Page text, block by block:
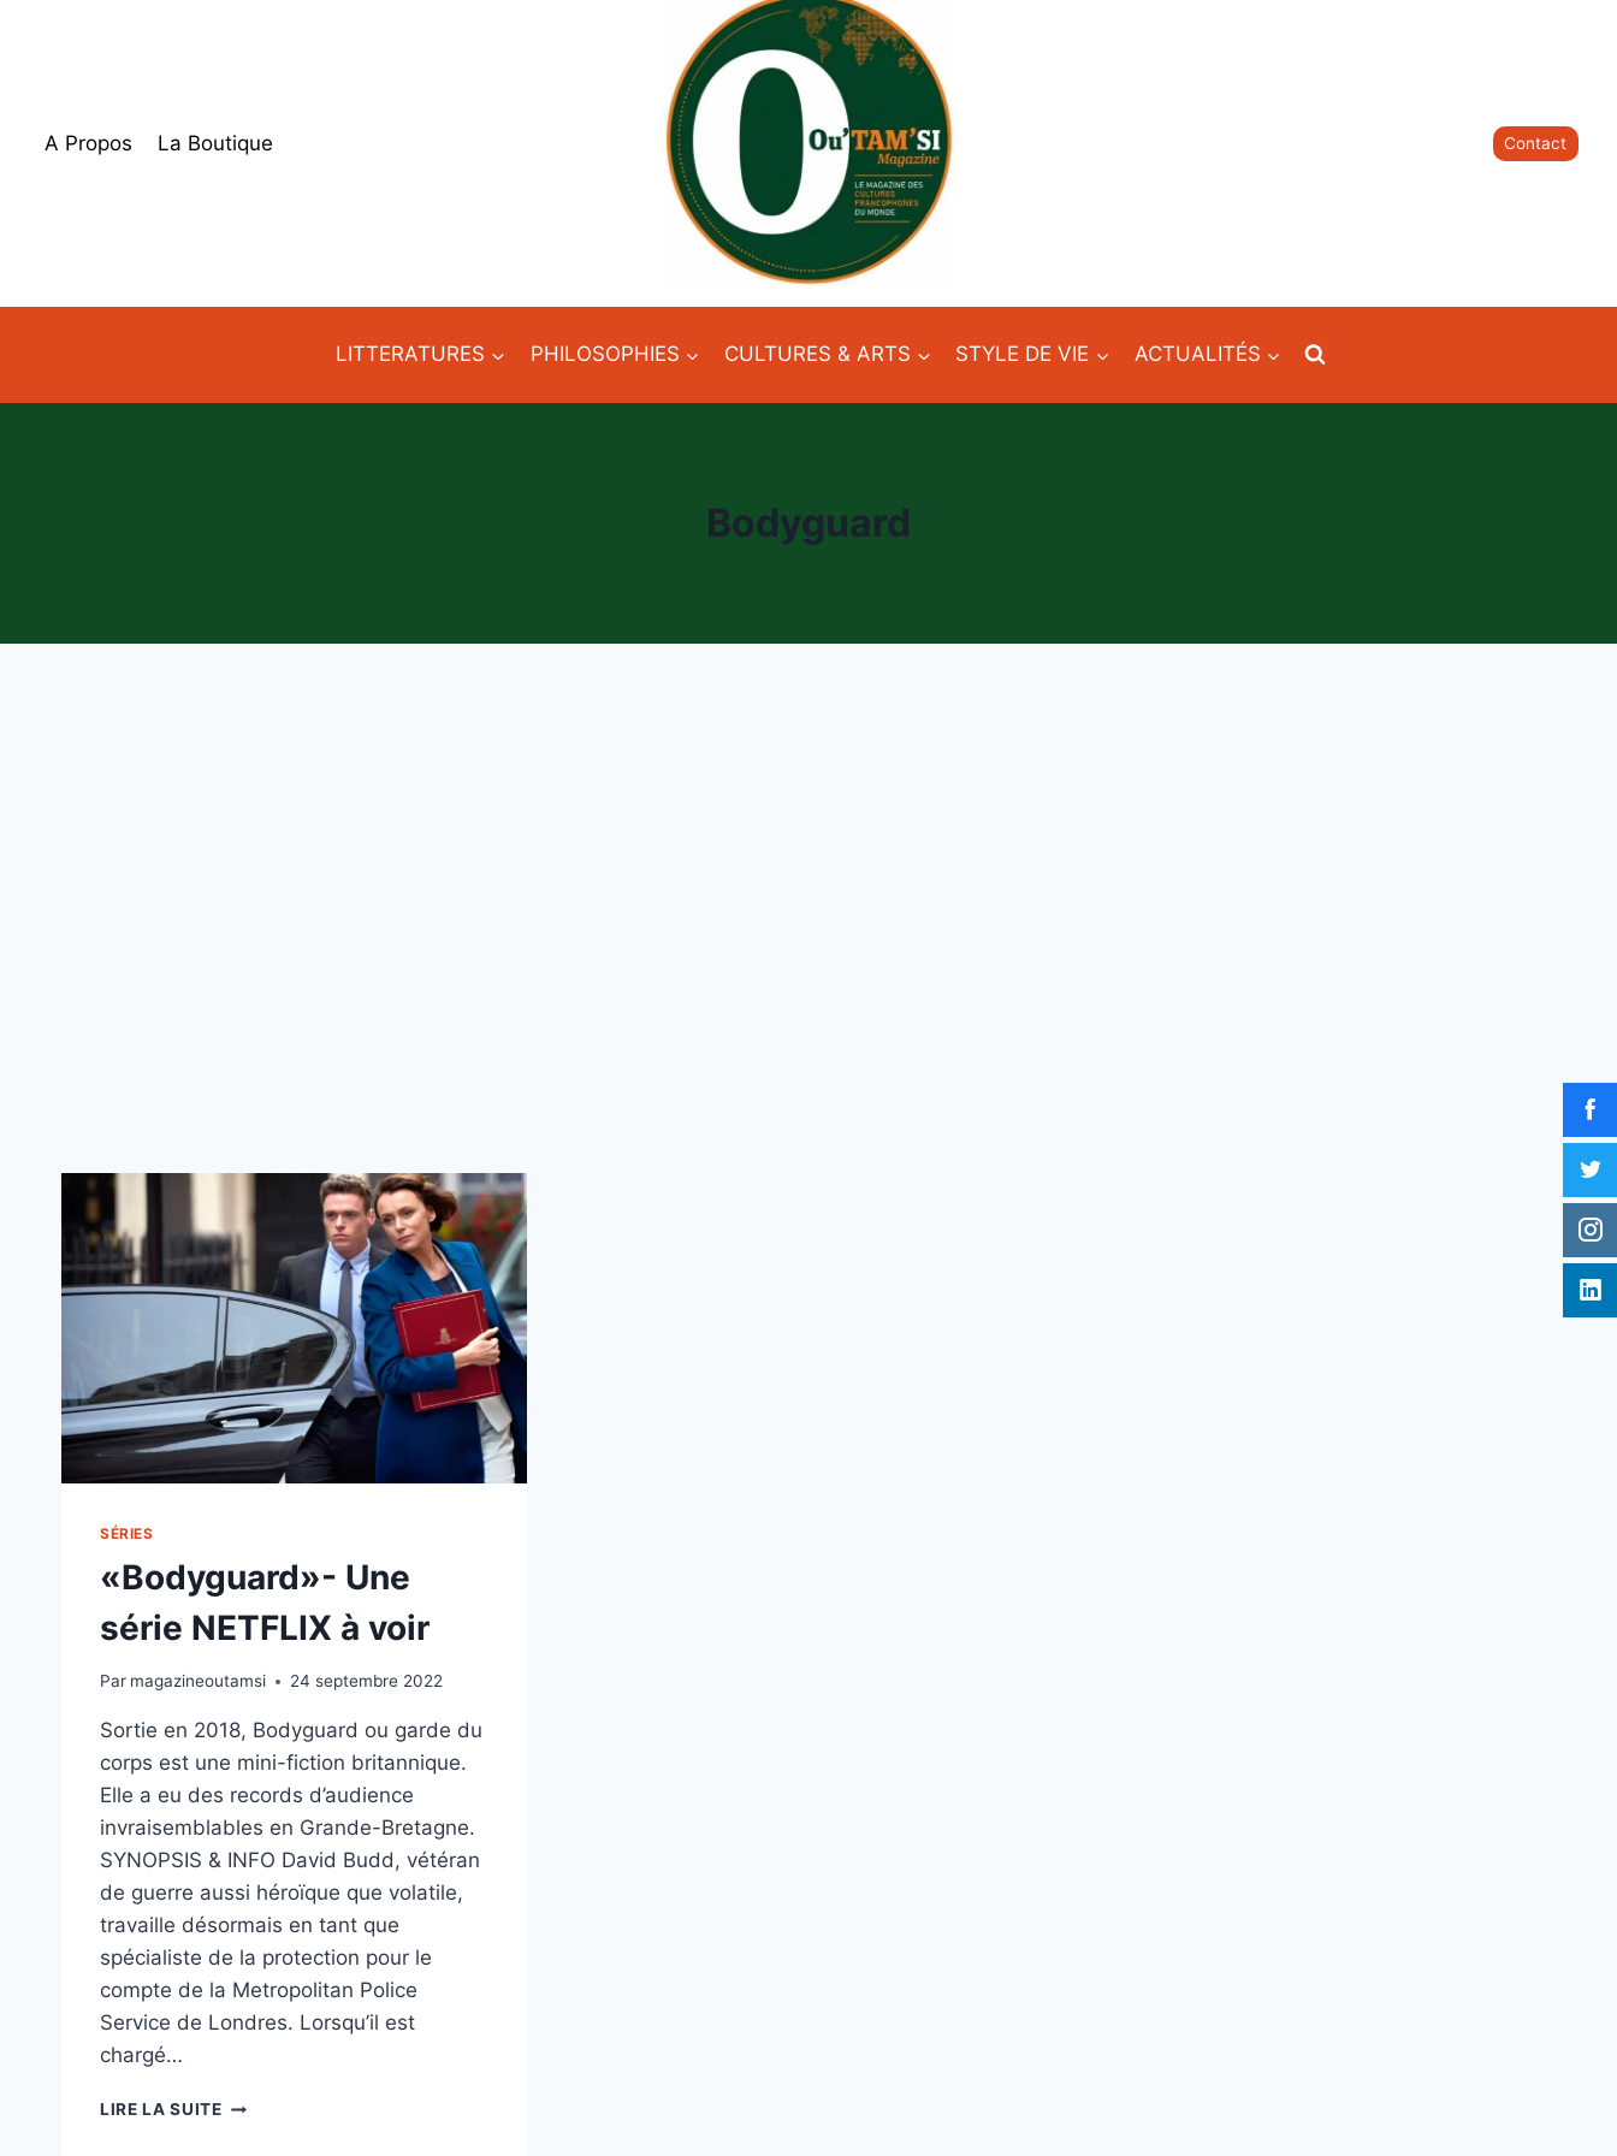
A Propos La Boutique Contact
LITTERATURES PHILOSOPHIES CULTURES & ARTS STYLE DE VIE ACTUALITÉS
Bodyguard
SÉRIES
«Bodyguard»- Une
série NETFLIX à voir
Par magazineoutamsi 24 septembre 2022
Sortie en 2018, Bodyguard ou garde du
corps est une mini-fiction britannique.
Elle a eu des records d’audience
invraisemblables en Grande-Bretagne.
SYNOPSIS & INFO David Budd, vétéran
de guerre aussi héroïque que volatile,
travaille désormais en tant que
spécialiste de la protection pour le
compte de la Metropolitan Police
Service de Londres. Lorsqu’il est
chargé…
LIRE LA SUITE«BODYGUARD»-